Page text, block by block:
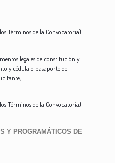
Términos de la Convocatoria)
legales de constitución y
y cédula o pasaporte del
Términos de la Convocatoria)
Y PROGRAMÁTICOS DE